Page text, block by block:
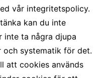
vår integritetspolicy.
kan du inte
inte ta några djupa
och systematik för det.
att cookies används